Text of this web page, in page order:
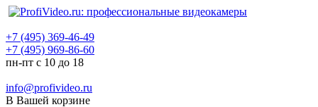
+7 (495) 369-46-49
+7 (495) 969-86-60
пн-пт с 10 до 18
info@profivideo.ru
В Вашей корзине